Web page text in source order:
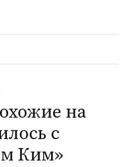
Найти:
на
с
Ким»